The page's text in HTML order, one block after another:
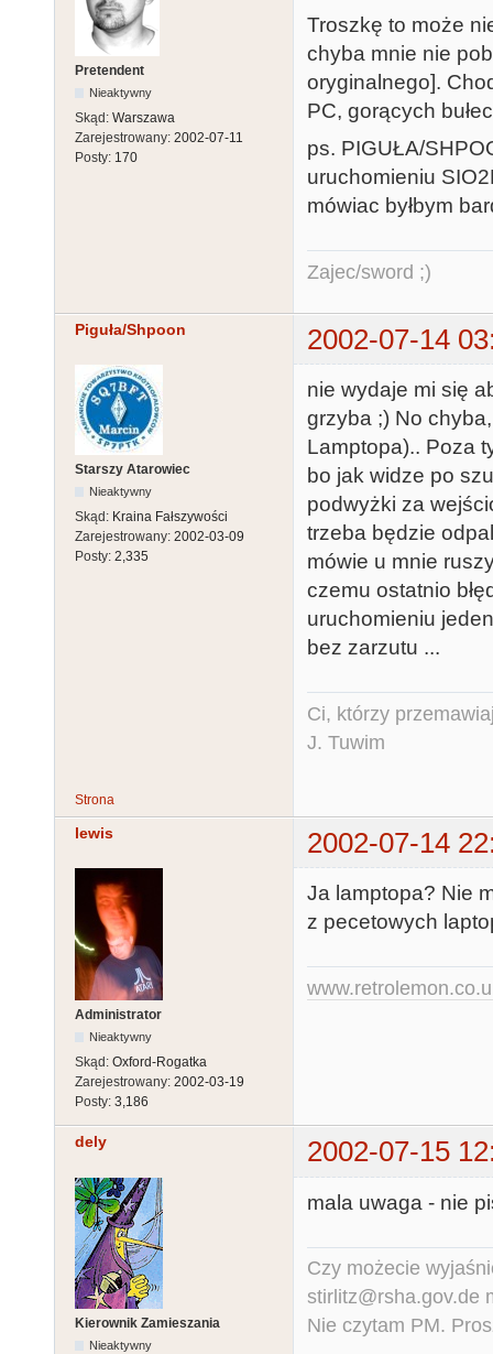
Pretendent
Nieaktywny
Skąd: Warszawa
Zarejestrowany: 2002-07-11
Posty: 170
Troszkę to może
chyba mnie nie
oryginalnego].
PC, gorących
ps. PIGUŁA/
uruchomieniu
mówiac byłbym
Zajec/sword ;)
Piguła/Shpoon 2002-07-14
Starszy Atarowiec
Nieaktywny
Skąd: Kraina Fałszywości
Zarejestrowany: 2002-03-09
Posty: 2,335
nie wydaje mi się
grzyba ;) No
Lamptopa).. Poza
bo jak widze po
podwyżki za
trzeba będzie
mówie u mnie
czemu ostatnio
uruchomieniu
bez zarzutu ...
Ci, którzy
J. Tuwim
Strona
lewis 2002-07-14
Administrator
Nieaktywny
Skąd: Oxford-Rogatka
Zarejestrowany: 2002-03-19
Posty: 3,186
Ja lamptopa? Nie
z pecetowych
dely 2002-07-15
Kierownik Zamieszania
Nieaktywny
mala uwaga - nie
Czy możecie
stirlitz@rsha.gov.de
Nie czytam PM.